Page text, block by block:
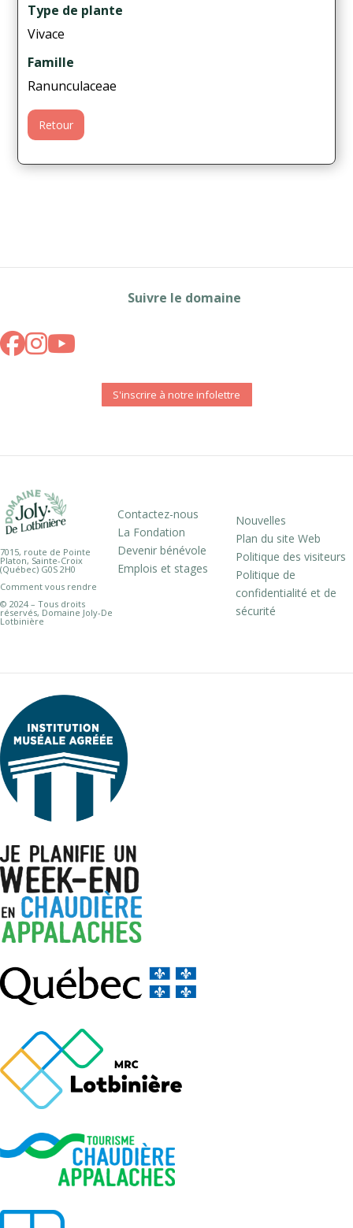
Type de plante
Vivace
Famille
Ranunculaceae
Retour
Suivre le domaine
S'inscrire à notre infolettre
7015, route de Pointe
Platon, Sainte-Croix
(Québec) G0S 2H0
Comment vous rendre
© 2024 – Tous droits
réservés, Domaine Joly-De
Lotbinière
Contactez-nous
La Fondation
Devenir bénévole
Emplois et stages
Nouvelles
Plan du site Web
Politique des visiteurs
Politique de
confidentialité et de
sécurité